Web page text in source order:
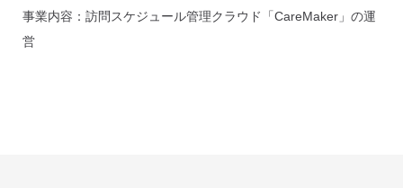
事業内容：訪問スケジュール管理クラウド「CareMaker」の運
営